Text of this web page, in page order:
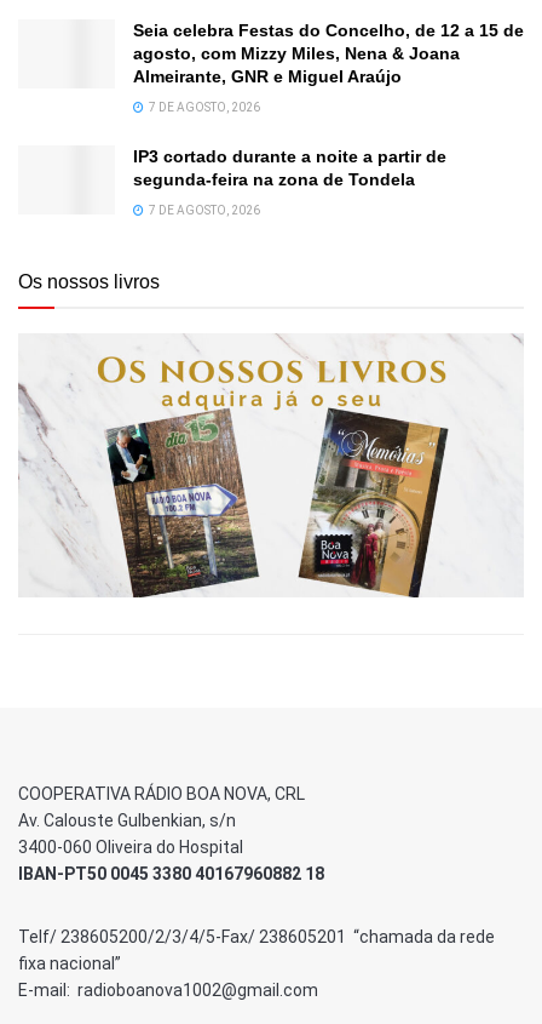
Seia celebra Festas do Concelho, de 12 a 15 de
agosto, com Mizzy Miles, Nena & Joana
Almeirante, GNR e Miguel Araújo
7 DE AGOSTO, 2026
IP3 cortado durante a noite a partir de
segunda-feira na zona de Tondela
7 DE AGOSTO, 2026
Os nossos livros
COOPERATIVA RÁDIO BOA NOVA, CRL
Av. Calouste Gulbenkian, s/n
3400-060 Oliveira do Hospital
IBAN-PT50 0045 3380 40167960882 18
Telf/ 238605200/2/3/4/5-Fax/ 238605201 “chamada da rede
fixa nacional”
E-mail: radioboanova1002@gmail.com